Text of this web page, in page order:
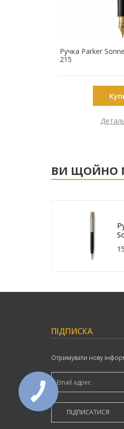
Ручка Parker
215
ВИ ЩОЙНО
ПІДПИСКА
Отримувати нову